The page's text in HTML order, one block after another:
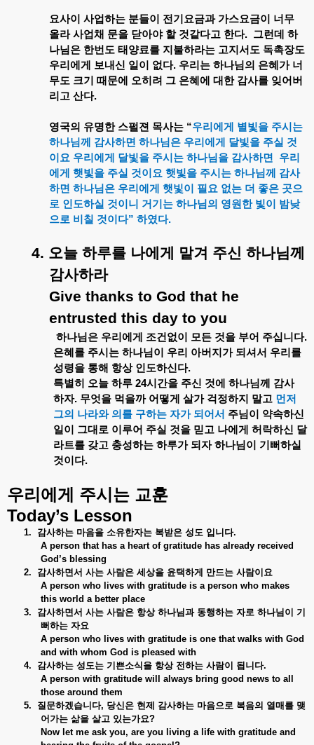
요사이 사업하는 분들이 전기요금과 가스요금이
너무
올라 사업채 문을 닫아야 할 것같다고 한다. 그런데
하
나님은 한번도 태양료를 지불하라는 고지서도 독촉장도
우리에게
보내신 일이 없다. 우리는 하나님의 은혜가 너
무도 크기 때문에 오히려 그 은혜에 대한 감사를 잊어버
리고 산다.
영국의 유명한 스펄젼 목사는 “우리에게 별빛을 주시는
하나님께
감사하면 하나님은 우리에게 달빛을 주실 것
이요 우리에게 달빛을 주시는 하나님을 감사하면
우리
에게
햇빛을 주실 것이요 햇빛을 주시는 하나님께
감사
하면 하나님은 우리에게 햇빛이 필요 없는 더 좋은 곳으
로 인도하실 것이니 거기는 하나님의 영원한 빛이
밤낮
으로 비칠 것이다” 하였다.
4. 오늘 하루를 나에게 맡겨 주신 하나님께
감사하라
Give thanks to God that he
entrusted this day to you
하나님은 우리에게 조건없이 모든 것을 부어 주십니다.
은혜를 주시는 하나님이 우리 아버지가 되셔서 우리를
성령을 통해 항상 인도하신다.
특별히
오늘 하루 24시간을 주신 것에 하나님께
감사
하자. 무엇을 먹을까 어떻게 살가 걱정하지 말고 먼저
그의 나라와 의를 구하는 자가 되어서 주님이
약속하신
일이
그대로 이루어 주실 것을 믿고 나에게 허락하신 달
라트를 갖고 충성하는 하루가 되자 하나님이
기뻐하실
것이다.
우리에게 주시는 교훈
Today’s Lesson
1. 감사하는 마음을 소유한자는 복받은 성도 입니다.
A person that has a heart of gratitude has already received
God’s blessing
2.
감사하면서 사는 사람은 세상을 윤택하게 만드는 사람이요
A person who lives with gratitude is a person who makes
this world a better place
3.
감사하면서 사는 사람은 항상 하나님과 동행하는 자로 하나님이
기
뻐하는 자요
A person who lives with gratitude is one that walks with God
and with whom God is pleased with
4.
감사하는 성도는 기쁜소식을 항상 전하는 사람이 됩니다.
A person with gratitude will always bring good news to all
those around them
5.
질문하겠습니다, 당신은 현제 감사하는 마음으로 복음의 열매를 맺
어가는 삶을 살고 있는가요?
Now let me ask you, are you living a life with gratitude and